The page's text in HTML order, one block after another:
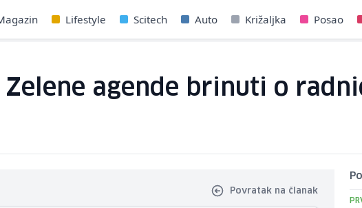
Lifestyle Scitech Auto Križaljka Posao
Zelene agende brinuti o
Povratak na članak